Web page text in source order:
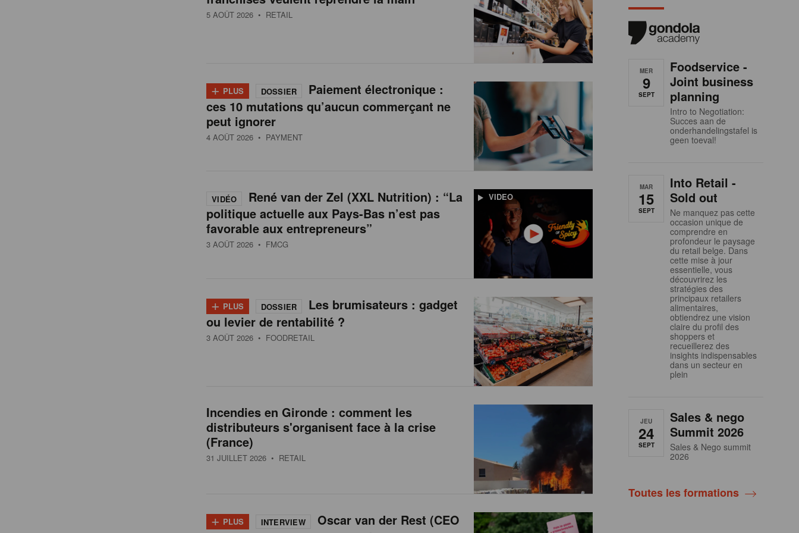
5 AOÛT 2026 • RETAIL
+ PLUS DOSSIER
Paiement électronique :
ces 10 mutations qu’aucun commerçant ne
peut ignorer
4 AOÛT 2026 • PAYMENT
VIDEO
VIDÉO
René van der Zel (XXL Nutrition) : “La
politique actuelle aux Pays-Bas n’est pas
favorable aux entrepreneurs”
3 AOÛT 2026 • FMCG
+ PLUS DOSSIER
Les brumisateurs : gadget
ou levier de rentabilité ?
3 AOÛT 2026 • FOODRETAIL
Incendies en Gironde : comment les
distributeurs s'organisent face à la crise
(France)
31 JUILLET 2026 • RETAIL
+ PLUS INTERVIEW
Oscar van der Rest (CEO
MER
9
SEPT
Foodservice -
Joint business
planning
Intro to Negotiation:
Succes aan de
onderhandelingstafel is
geen toeval!
MAR
15
SEPT
Into Retail -
Sold out
Ne manquez pas cette
occasion unique de
comprendre en
profondeur le paysage
du retail belge. Dans
cette mise à jour
essentielle, vous
découvrirez les
stratégies des
principaux retailers
alimentaires,
obtiendrez une vision
claire du profil des
shoppers et
recueillerez des
insights indispensables
dans un secteur en
plein
JEU
24
SEPT
Sales & nego
Summit 2026
Sales & Nego summit
2026
Toutes les formations